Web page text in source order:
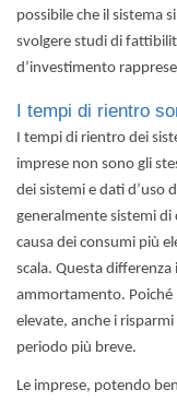
possibile che il sistema
svolgere studi di
d’investimento
I tempi di rientro
I tempi di rientro dei
imprese non sono gli
dei sistemi e dati d’uso
generalmente sistemi
causa dei consumi più
scala. Questa
ammortamento. Poiché
elevate, anche i
periodo più breve.
Le imprese, potendo